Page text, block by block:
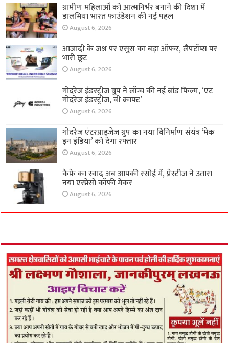
ग्रामीण महिलाओं को आत्मनिर्भर बनाने की दिशा में
डालमिया भारत फाउंडेशन की नई पहल
August 6, 2026
आजादी के जश्न पर एसुस का बड़ा ऑफर, लैपटॉप्स पर
भारी छूट
August 6, 2026
गोदरेज इंडस्ट्रीज ग्रुप ने लॉन्च की नई ब्रांड फिल्म, ‘एट
गोदरेज इंडस्ट्रीज, वी क्राफ्ट’
August 6, 2026
गोदरेज एंटरप्राइजेज ग्रुप का नया विनिर्माण संयंत्र ‘मेक
इन इंडिया’ को देगा रफ्तार
August 6, 2026
कैफ़े का स्वाद अब आपकी रसोई में, प्रेस्टीज ने उतारा
नया एस्प्रेसो कॉफी मेकर
August 6, 2026